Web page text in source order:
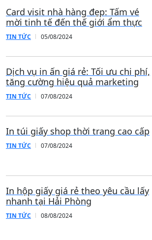
Card visit nhà hàng đẹp: Tấm vé
mời tinh tế đến thế giới ẩm thực
TIN TỨC 05/08/2024
Dịch vụ in ấn giá rẻ: Tối ưu chi phí,
tăng cường hiệu quả marketing
TIN TỨC 07/08/2024
In túi giấy shop thời trang cao cấp
TIN TỨC 07/08/2024
In hộp giấy giá rẻ theo yêu cầu lấy
nhanh tại Hải Phòng
TIN TỨC 08/08/2024